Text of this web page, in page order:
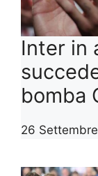
Inter in
bomba
26